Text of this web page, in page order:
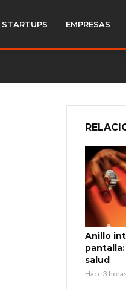
STARTUPS EMPRESAS
Anillo
salud
Hace 3 horas